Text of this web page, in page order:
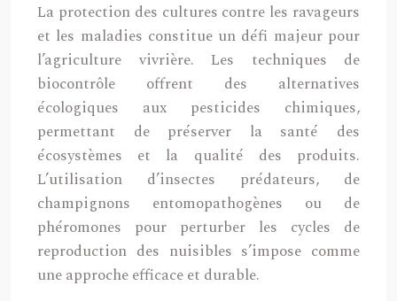
La protection des cultures contre les ravageurs
et les maladies constitue un défi majeur pour
l’agriculture vivrière. Les techniques de
biocontrôle offrent des alternatives
écologiques aux pesticides chimiques,
permettant de préserver la santé des
écosystèmes et la qualité des produits.
L’utilisation d’insectes prédateurs, de
champignons entomopathogènes ou de
phéromones pour perturber les cycles de
reproduction des nuisibles s’impose comme
une approche efficace et durable.